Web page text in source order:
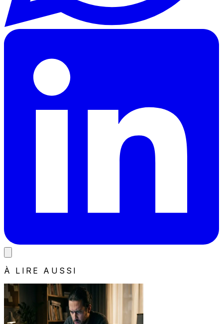
À LIRE AUSSI